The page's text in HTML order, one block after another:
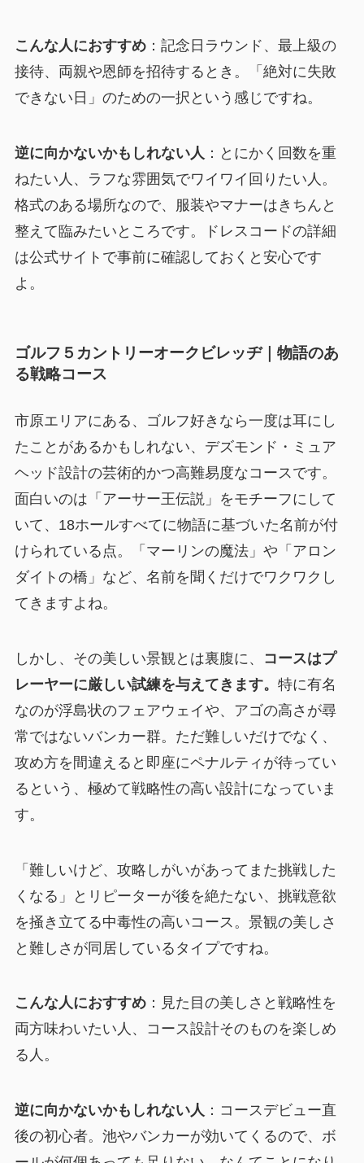
こんな人におすすめ：記念日ラウンド、最上級の
接待、両親や恩師を招待するとき。「絶対に失敗
できない日」のための一択という感じですね。
逆に向かないかもしれない人 ：とにかく回数を重
ねたい人、ラフな雰囲気でワイワイ回りたい人。
格式のある場所なので、服装やマナーはきちんと
整えて臨みたいところです。ドレスコードの詳細
は公式サイトで事前に確認しておくと安心です
よ。
ゴルフ５カントリーオークビレッヂ｜物語のあ
る戦略コース
市原エリアにある、ゴルフ好きなら一度は耳にし
たことがあるかもしれない、デズモンド・ミュア
ヘッド設計の芸術的かつ高難易度なコースです。
面白いのは「アーサー王伝説」をモチーフにして
いて、18ホールすべてに物語に基づいた名前が付
けられている点。「マーリンの魔法」や「アロン
ダイトの橋」など、名前を聞くだけでワクワクし
てきますよね。
しかし、その美しい景観とは裏腹に、
コースはプ
レーヤーに厳しい試練を与えてきます。 特に有名
なのが浮島状のフェアウェイや、アゴの高さが尋
常ではないバンカー群。ただ難しいだけでなく、
攻め方を間違えると即座にペナルティが待ってい
るという、極めて戦略性の高い設計になっていま
す。
「難しいけど、攻略しがいがあってまた挑戦した
くなる」とリピーターが後を絶たない、挑戦意欲
を掻き立てる中毒性の高いコース。景観の美しさ
と難しさが同居しているタイプですね。
こんな人におすすめ：見た目の美しさと戦略性を
両方味わいたい人、コース設計そのものを楽しめ
る人。
逆に向かないかもしれない人 ：コースデビュー直
後の初心者。池やバンカーが効いてくるので、ボ